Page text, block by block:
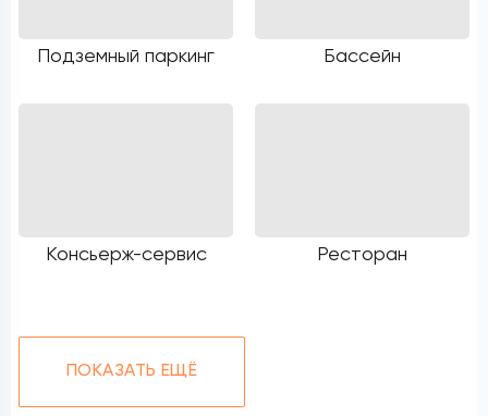
Подземный паркинг Бассейн
Консьерж-сервис Ресторан
ПОКАЗАТЬ ЕЩЁ